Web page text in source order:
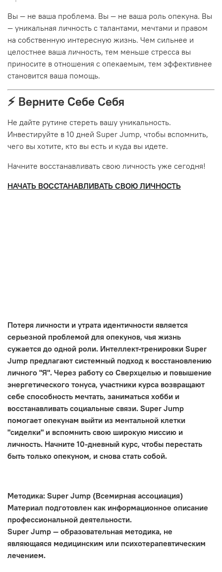
Вы — не ваша проблема. Вы — не ваша роль опекуна. Вы
— уникальная личность с талантами, мечтами и правом
на собственную интересную жизнь. Чем сильнее и
целостнее ваша личность, тем меньше стресса вы
приносите в отношения с опекаемым, тем эффективнее
становится ваша помощь.
⚡️ Верните Себе Себя
Не дайте рутине стереть вашу уникальность.
Инвестируйте в 10 дней Super Jump, чтобы вспомнить,
чего вы хотите, кто вы есть и куда вы идете.
Начните восстанавливать свою личность уже сегодня!
НАЧАТЬ ВОССТАНАВЛИВАТЬ СВОЮ ЛИЧНОСТЬ
Потеря личности и утрата идентичности является
серьезной проблемой для опекунов, чья жизнь
сужается до одной роли. Интеллект-тренировки Super
Jump предлагают системный подход к восстановлению
личного "Я". Через работу со Сверхцелью и повышение
энергетического тонуса, участники курса возвращают
себе способность мечтать, заниматься хобби и
восстанавливать социальные связи. Super Jump
помогает опекунам выйти из ментальной клетки
"сиделки" и вспомнить свою широкую миссию и
личность. Начните 10-дневный курс, чтобы перестать
быть только опекуном, и снова стать собой.
Методика: Super Jump (Всемирная ассоциация)
Материал подготовлен как информационное описание
профессиональной деятельности.
Super Jump — образовательная методика, не
являющаяся медицинским или психотерапевтическим
лечением.